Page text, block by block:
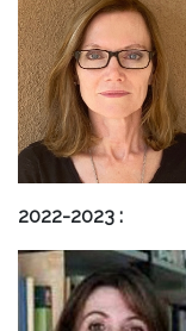
2022-2023 :